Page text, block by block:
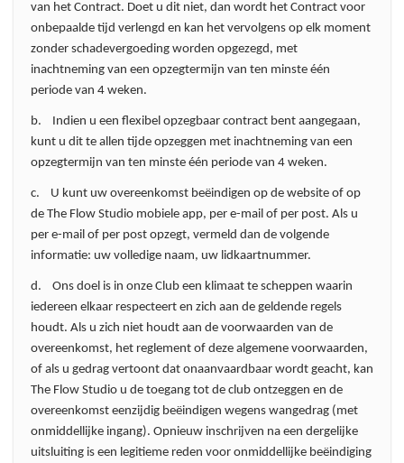
van het Contract. Doet u dit niet, dan wordt het Contract voor
onbepaalde tijd verlengd en kan het vervolgens op elk moment
zonder schadevergoeding worden opgezegd, met
inachtneming van een opzegtermijn van ten minste één
periode van 4 weken.
b. Indien u een flexibel opzegbaar contract bent aangegaan,
kunt u dit te allen tijde opzeggen met inachtneming van een
opzegtermijn van ten minste één periode van 4 weken.
c. U kunt uw overeenkomst beëindigen op de website of op
de The Flow Studio mobiele app, per e-mail of per post. Als u
per e-mail of per post opzegt, vermeld dan de volgende
informatie: uw volledige naam, uw lidkaartnummer.
d. Ons doel is in onze Club een klimaat te scheppen waarin
iedereen elkaar respecteert en zich aan de geldende regels
houdt. Als u zich niet houdt aan de voorwaarden van de
overeenkomst, het reglement of deze algemene voorwaarden,
of als u gedrag vertoont dat onaanvaardbaar wordt geacht, kan
The Flow Studio u de toegang tot de club ontzeggen en de
overeenkomst eenzijdig beëindigen wegens wangedrag (met
onmiddellijke ingang). Opnieuw inschrijven na een dergelijke
uitsluiting is een legitieme reden voor onmiddellijke beëindiging